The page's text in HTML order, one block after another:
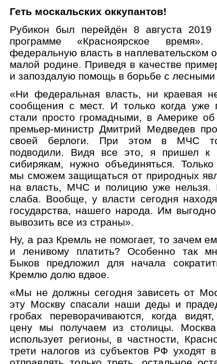
Геть москальских оккупантов!
Рубикон был перейдён 8 августа
программе «Красноярское
федеральную власть в наплевательском
малой родине. Приведя в качестве
и запоздалую помощь в борьбе с
«Ни федеральная власть, ни краевая
сообщения с мест. И только когда уже
стали просто громадными, в Америке об
премьер-министр Дмитрий Медведев
своей берлоги. При этом в МЧС
подводили. Видя все это, я пришел к
сибирякам, нужно объединяться. Только
мы сможем защищаться от природных
на власть, МЧС и полицию уже нельзя.
слаба. Вообще, у власти сегодня
государства, нашего народа. Им
вывозить все из страны».
Ну, а раз Кремль не помогает, то зачем
и ленивому платить? Особенно так
Быков предложил для начала
Кремлю долю вдвое.
«Мы не должны сегодня зависеть от
эту Москву спасали наши деды и
гробах переворачиваются, когда
цену мы получаем из столицы.
использует регионы, в частности,
трети налогов из субъектов РФ уходят